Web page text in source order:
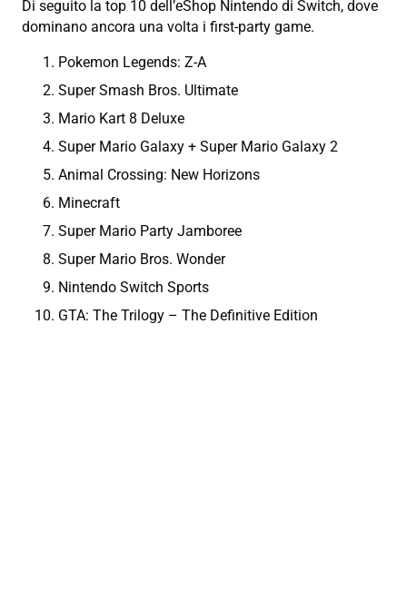
Di seguito la top 10 dell’eShop Nintendo di Switch, dove
dominano ancora una volta i first-party game.
Pokemon Legends: Z-A
Super Smash Bros. Ultimate
Mario Kart 8 Deluxe
Super Mario Galaxy + Super Mario Galaxy 2
Animal Crossing: New Horizons
Minecraft
Super Mario Party Jamboree
Super Mario Bros. Wonder
Nintendo Switch Sports
GTA: The Trilogy – The Definitive Edition